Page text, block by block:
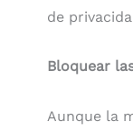
de
Bloquear
Aunque la